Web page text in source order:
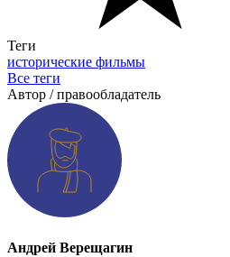
Теги
исторические фильмы
Все теги
Автор / правообладатель
Андрей Верещагин